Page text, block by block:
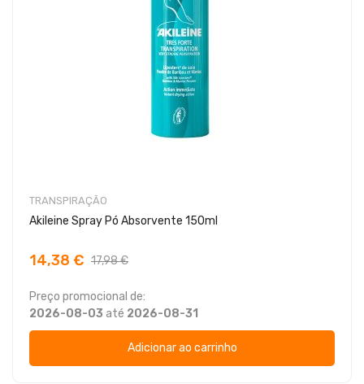
TRANSPIRAÇÃO
Akileine Spray Pó Absorvente 150ml
14,38 € 17,98 €
Preço promocional de:
2026-08-03 até 2026-08-31
Adicionar ao carrinho